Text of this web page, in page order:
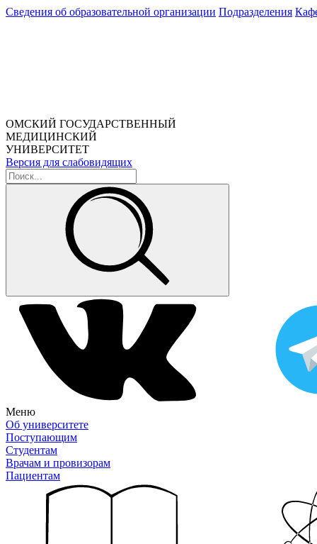
Сведения об образовательной организации Подразделения
ОМСКИЙ ГОСУДАРСТВЕННЫЙ
МЕДИЦИНСКИЙ
УНИВЕРСИТЕТ
Версия для слабовидящих
Меню
Об университете
Поступающим
Студентам
Врачам и провизорам
Пациентам